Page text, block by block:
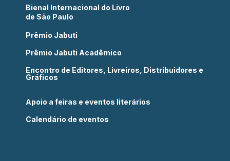
Bienal Internacional do Livro
de São Paulo
Prêmio Jabuti
Prêmio Jabuti Acadêmico
Encontro de Editores, Livreiros, Distribuidores e
Gráficos
Apoio a feiras e eventos literários
Calendário de eventos